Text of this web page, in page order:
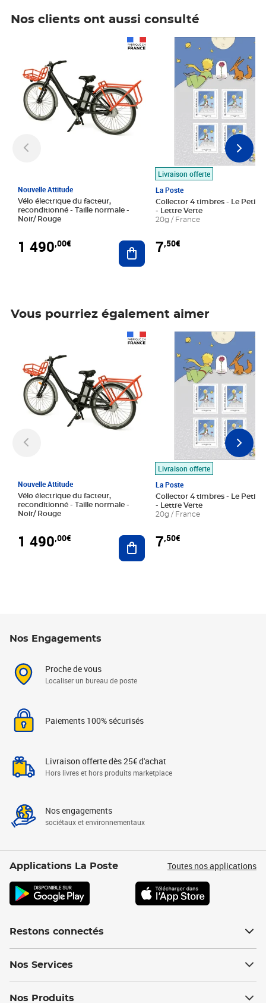
Nos clients ont aussi consulté
Nouvelle Attitude
Vélo électrique du facteur,
reconditionné - Taille normale -
Noir/ Rouge
1 490,00€ Ajouter au panier
Livraison offerte
La Poste
Collector 4 timbres - Le Petit
- Lettre Verte
20g / France
7,50€
Prix 7,50€
Vous pourriez également aimer
Nouvelle Attitude
Vélo électrique du facteur,
reconditionné - Taille normale -
Noir/ Rouge
1 490,00€ Ajouter au panier
Livraison offerte
La Poste
Collector 4 timbres - Le Petit
- Lettre Verte
20g / France
7,50€
Prix 7,50€
Nos Engagements
Proche de vous
Localiser un bureau de poste
Paiements 100% sécurisés
Livraison offerte dès 25€ d'achat
Hors livres et hors produits marketplace
Nos engagements
sociétaux et environnementaux
Applications La Poste Toutes nos applications
Restons connectés
Nos Services
Nos Produits